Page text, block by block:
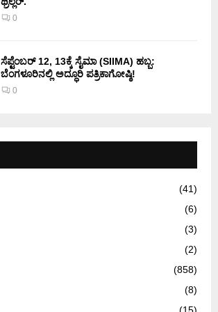
0
ಸೆಪ್ಟೆಂಬರ್ 12, 13ಕ್ಕೆ ಸೈಮಾ (SIIMA) ಹಬ್ಬ:
ಬೆಂಗಳೂರಿನಲ್ಲಿ ಅದ್ಧೂರಿ ಪತ್ರಿಕಾಗೋಷ್ಠಿ!
0
(41)
(6)
(3)
(2)
(858)
(8)
(15)